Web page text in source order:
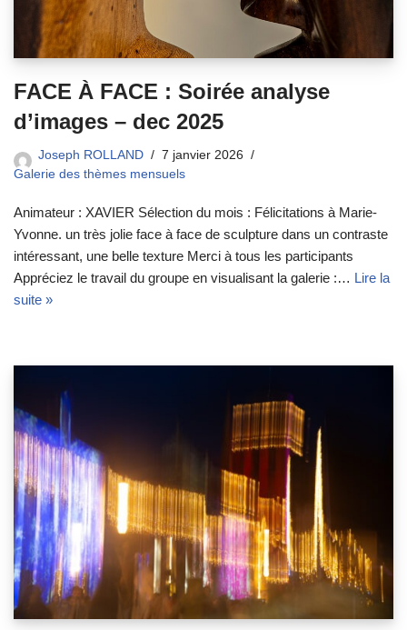
FACE À FACE : Soirée analyse
d’images – dec 2025
Joseph ROLLAND
7 janvier 2026
Galerie des thèmes mensuels
Animateur : XAVIER Sélection du mois : Félicitations à Marie-
Yvonne. un très jolie face à face de sculpture dans un contraste
intéressant, une belle texture Merci à tous les participants
Appréciez le travail du groupe en visualisant la galerie :… Lire la
suite »